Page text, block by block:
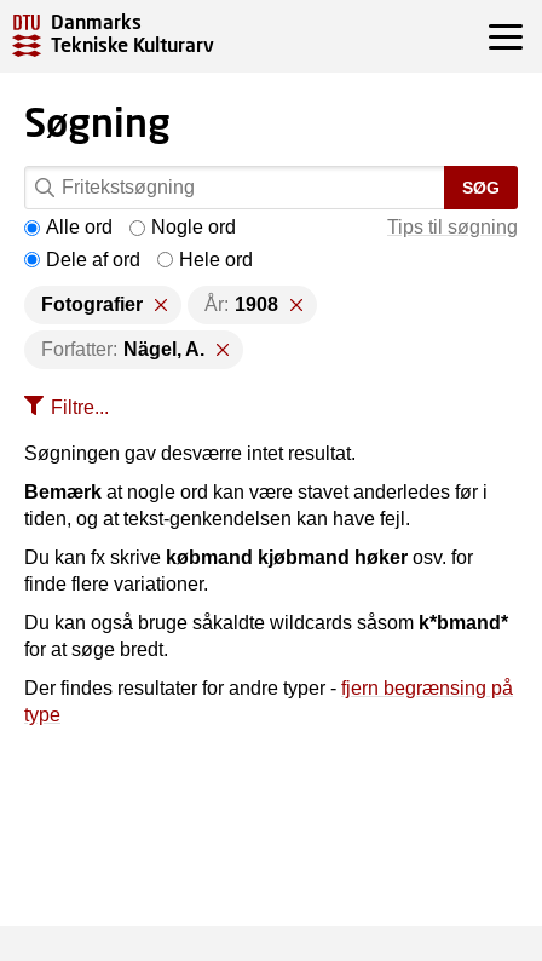
Danmarks
Tekniske Kulturarv
Søgning
SØG
Tips til søgning
Alle ord
Nogle ord
Dele af ord
Hele ord
Fotografier År: 1908
Forfatter: Nägel, A.
Filtre...
Søgningen gav desværre intet resultat.
Bemærk at nogle ord kan være stavet anderledes før i
tiden, og at tekst-genkendelsen kan have fejl.
Du kan fx skrive købmand kjøbmand høker osv. for
finde flere variationer.
Du kan også bruge såkaldte wildcards såsom k*bmand*
for at søge bredt.
Der findes resultater for andre typer - fjern begrænsing på
type